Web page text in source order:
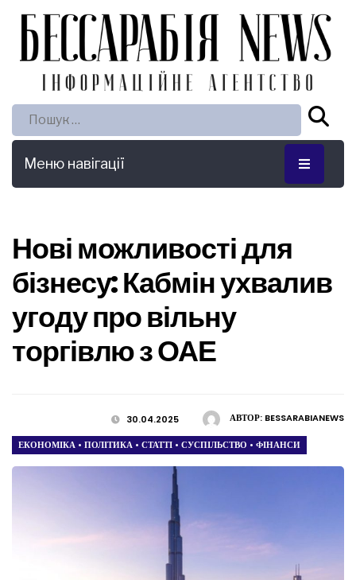
Пошук:
Меню навігації
Нові можливості для
бізнесу: Кабмін ухвалив
угоду про вільну
торгівлю з ОАЕ
АВТОР: BESSARABIANEWS
30.04.2025
ЕКОНОМІКА • ПОЛІТИКА • СТАТТІ • СУСПІЛЬСТВО • ФІНАНСИ